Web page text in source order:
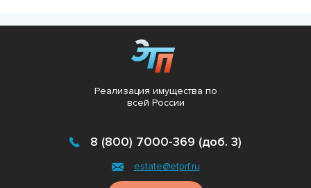
Реализация имущества по
всей России
8 (800) 7000-369 (доб. 3)
estate@etprf.ru